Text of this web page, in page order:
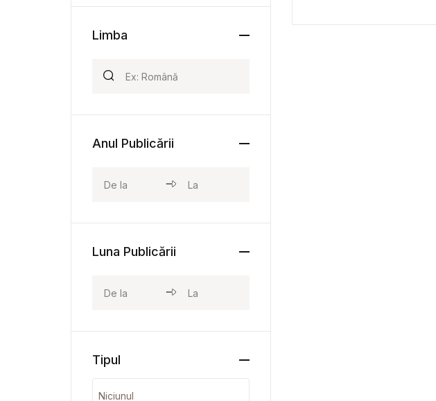
Limba
Anul Publicării
Luna Publicării
Tipul